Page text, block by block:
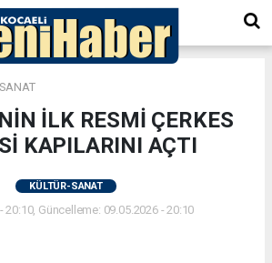
İLK RESMİ ÇERKES
KAPILARINI AÇTI
KÜLTÜR-SANAT
20:10, Güncelleme: 09.05.2026 - 20:10